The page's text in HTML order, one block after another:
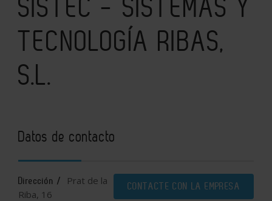
SISTEC - SISTEMAS Y
TECNOLOGÍA RIBAS,
S.L.
Datos de contacto
CONTACTE CON LA EMPRESA
Dirección /
Prat de la
Riba, 16